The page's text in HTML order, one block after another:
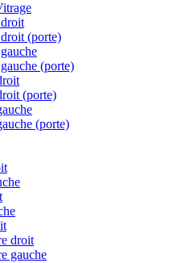
(porte)
(porte)
(porte)
(porte)
droit
gauche